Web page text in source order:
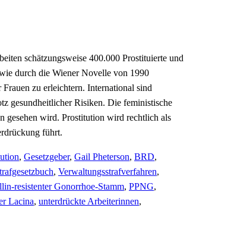
schätzungsweise 400.000 Prostituierte und
durch die Wiener Novelle von 1990
zu erleichtern. International sind
gesundheitlicher Risiken. Die feministische
gesehen wird. Prostitution wird rechtlich als
führt.
, Gesetzgeber, Gail Pheterson, BRD,
, Verwaltungsstrafverfahren,
resistenter Gonorrhoe-Stamm, PPNG,
Lacina, unterdrückte Arbeiterinnen,